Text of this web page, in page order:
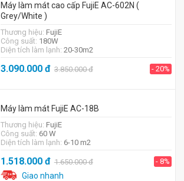
Máy làm mát cao cấp FujiE AC-602N (
Grey/White )
Thương hiệu: FujiE
Công suất: 180W
Diện tích làm lạnh: 20-30m2
3.090.000đ 3.850.000đ - 20%
Máy làm mát FujiE AC-18B
Thương hiệu: FujiE
Công suất: 60 W
Diện tích làm lạnh: 6-10 m2
1.518.000đ 1.650.000đ - 8%
Giao nhanh